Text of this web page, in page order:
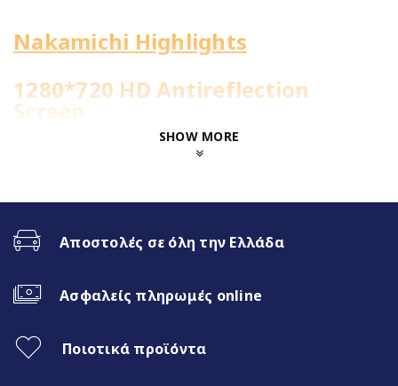
Nakamichi Highlights
1280*720 HD Antireflection
Screen
8Core@1.8GHz | 4+64GB
WiFi Built-in
Fast Boot 1 sec
Ασύρματο CarPlay & Ασύρματο
SHOW MORE
Αποστολές σε όλη την Ελλάδα
Ασφαλείς πληρωμές online
Ποιοτικά προϊόντα